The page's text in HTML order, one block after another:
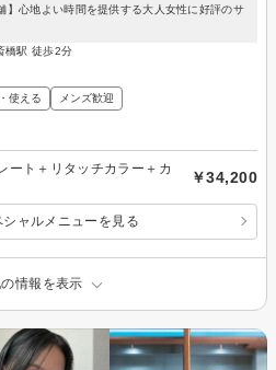
】心地よい時間を提供する大人女性に好評のサ
橋駅 徒歩2分
使える メンズ歓迎
ート＋リタッチカラー＋カ
￥34,200
ャルメニューを見る
情報を表示